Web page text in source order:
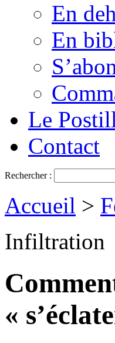
En
En
Le
Contact
Rechercher :
Accueil >
Infiltration
«